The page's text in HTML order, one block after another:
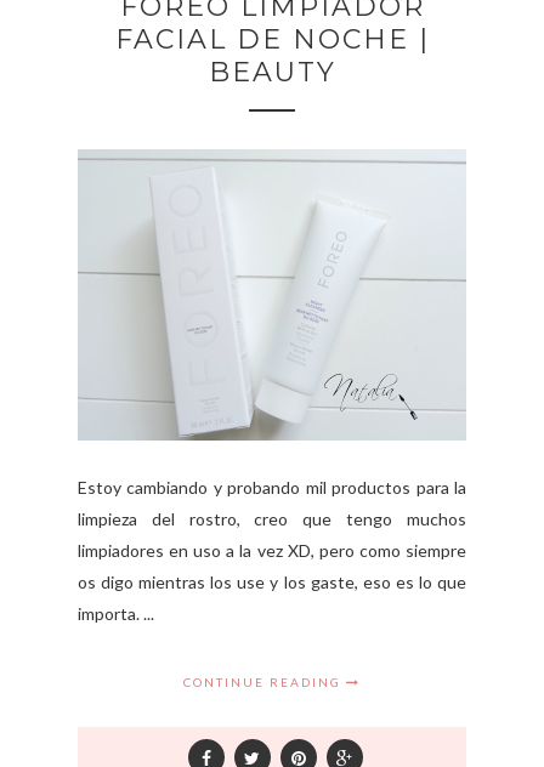
FOREO LIMPIADOR
FACIAL DE NOCHE |
BEAUTY
Estoy cambiando y probando mil productos para la
limpieza del rostro, creo que tengo muchos
limpiadores en uso a la vez XD, pero como siempre
os digo mientras los use y los gaste, eso es lo que
importa. ...
CONTINUE READING